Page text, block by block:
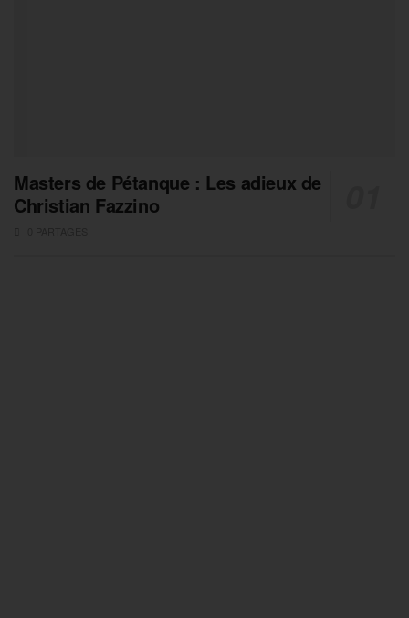
Masters de Pétanque : Les adieux de
Christian Fazzino